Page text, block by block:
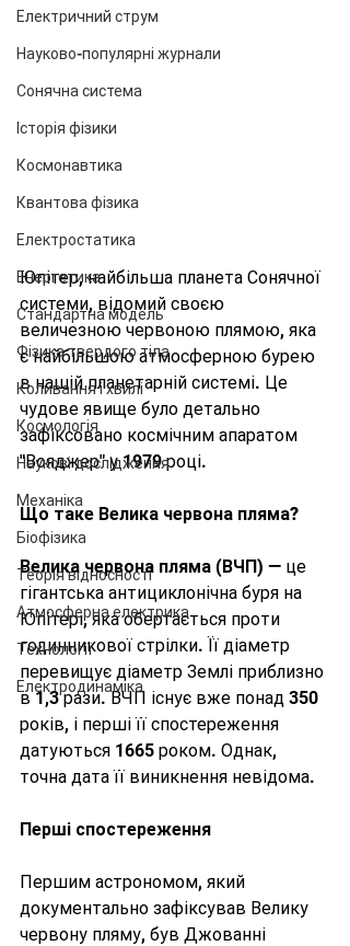
Електричний струм
Науково-популярні журнали
Сонячна система
Історія фізики
Космонавтика
Квантова фізика
Електростатика
Енергетика
Стандартна модель
Фізика твердого тіла
Коливання і хвилі
Космологія
Наукові дослідження
Механіка
Біофізика
Теорія відносності
Атмосферна електрика
Технології
Електродинаміка
Юпітер, найбільша планета Сонячної
системи, відомий своєю
величезною червоною плямою, яка
є найбільшою атмосферною бурею
в нашій планетарній системі. Це
чудове явище було детально
зафіксовано космічним апаратом
"Вояджер" у 1979 році.
Що таке Велика червона пляма?
Велика червона пляма (ВЧП) — це
гігантська антициклонічна буря на
Юпітері, яка обертається проти
годинникової стрілки. Її діаметр
перевищує діаметр Землі приблизно
в 1,3 рази. ВЧП існує вже понад 350
років, і перші її спостереження
датуються 1665 роком. Однак,
точна дата її виникнення невідома.
Перші спостереження
Першим астрономом, який
документально зафіксував Велику
червону пляму, був Джованні